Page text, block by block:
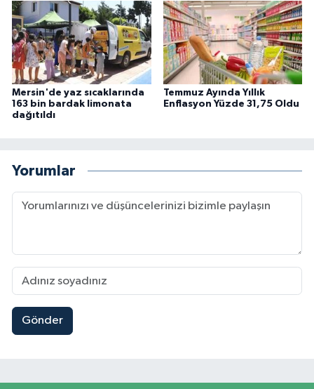
Mersin'de yaz sıcaklarında
163 bin bardak limonata
dağıtıldı
Temmuz Ayında Yıllık
Enflasyon Yüzde 31,75 Oldu
Yorumlar
Gönder